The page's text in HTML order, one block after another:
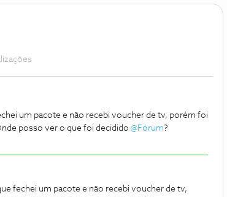
um pacote e não recebi voucher de tv, porém foi
posso ver o que foi decidido @Fórum?
fechei um pacote e não recebi voucher de tv,